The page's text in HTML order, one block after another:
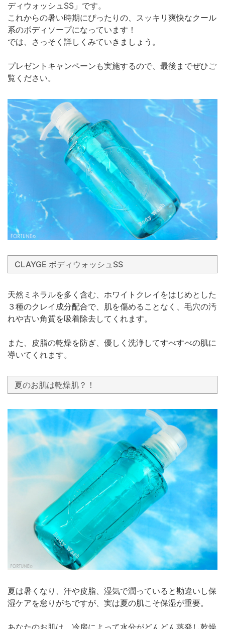
ディウォッシュSS」です。
これからの暑い時期にぴったりの、スッキリ爽快なクール
系のボディソープになっています！
では、さっそく詳しくみていきましょう。
プレゼントキャンペーンも実施するので、最後までぜひご
覧ください。
CLAYGE ボディウォッシュSS
天然ミネラルを多く含む、ホワイトクレイをはじめとした
３種のクレイ成分配合で、肌を傷めることなく、毛穴の汚
れや古い角質を吸着除去してくれます。
また、皮脂の乾燥を防ぎ、優しく洗浄してすべすべの肌に
導いてくれます。
夏のお肌は乾燥肌？！
夏は暑くなり、汗や皮脂、湿気で潤っていると勘違いし保
湿ケアを怠りがちですが、実は夏の肌こそ保湿が重要。